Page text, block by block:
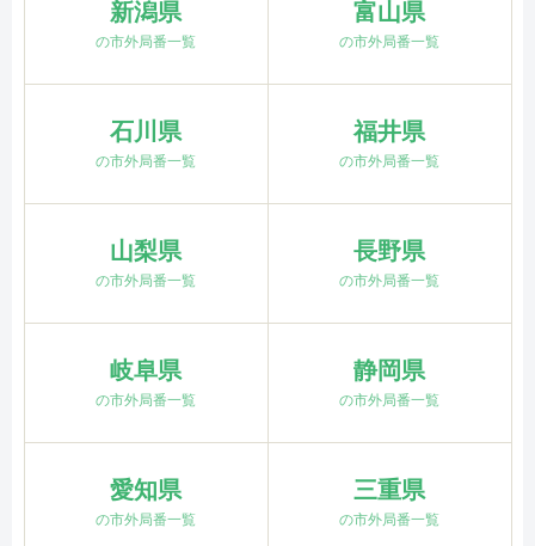
新潟県
の市外局番一覧
富山県
の市外局番一覧
石川県
の市外局番一覧
福井県
の市外局番一覧
山梨県
の市外局番一覧
長野県
の市外局番一覧
岐阜県
の市外局番一覧
静岡県
の市外局番一覧
愛知県
の市外局番一覧
三重県
の市外局番一覧